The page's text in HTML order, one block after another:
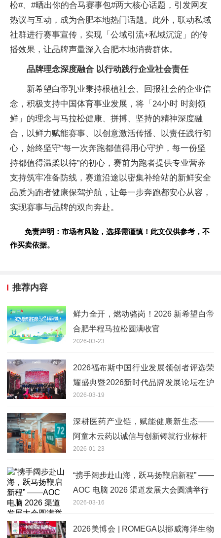
松#、#晒出你的合马赛事包#两大核心话题，引发网友
热议与互动，成为合肥本地热门话题。此外，联动私域
社群进行赛事宣传，实现「公域引流+私域沉淀」的传
播效果，让品牌声量深入合肥本地消费群体。
品牌理念深度融合 以行动践行企业社会责任
新希望白帝乳业秉持根植社会、回报社会的企业信
念，积极支持中国体育事业发展，将「24小时 时刻领
鲜」的理念与马拉松健康、拼搏、坚持的精神深度融
合，以鲜力赋能赛事、以创意激活传播、以责任践行初
心，始终坚守“每一次奔跑都值得用心守护，每一份坚
持都值得温柔以待”的初心，赛前为跑者提供专业营养
支持筑牢准备防线，赛道沿途以密集补给站的新鲜安全
品质为跑者健康保驾护航，让每一步奔跑都安心从容，
实现赛事与品牌的双向奔赴。
免责声明：市场有风险，选择需谨慎！此文仅供参考，不
作买卖依据。
推荐内容
鲜力全开，燃动骆岗！2026 新希望白帝
合肥半程马拉松圆满收官
2026-03-23
2026福布斯中国行业发展领创者评选荣
耀盛典暨2026新时代品牌发展论坛在沪
隆重举行
2026-03-19
深耕医药产业链，赋能健康新生态——
阿童木云药以诚信与创新铸就行业标杆
2026-01-23
“携手阔步赴山海，跃马扬鞭启新程” ——
AOC 电脑 2026 渠道发展大会圆满举行
2026-03-16
2026美博会 | ROMEGA以挪威海洋生物